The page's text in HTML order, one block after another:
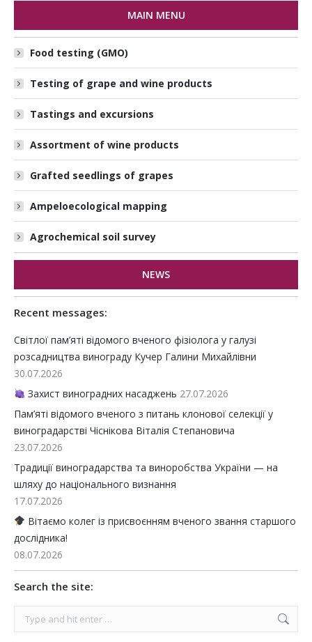
MAIN MENU
Food testing (GMO)
Testing of grape and wine products
Tastings and excursions
Assortment of wine products
Grafted seedlings of grapes
Ampeloecological mapping
Agrochemical soil survey
NEWS
Recent messages:
Світлої пам’яті відомого вченого фізіолога у галузі
розсадництва винограду Кучер Галини Михайлівни
30.07.2026
Захист виноградних насаджень 27.07.2026
Пам’яті відомого вченого з питань клонової селекції у
виноградарстві Чіснікова Віталія Степановича
23.07.2026
Традиції виноградарства та виноробства України — на
шляху до національного визнання
17.07.2026
Вітаємо колег із присвоєнням вченого звання старшого
дослідника!
08.07.2026
Search the site: